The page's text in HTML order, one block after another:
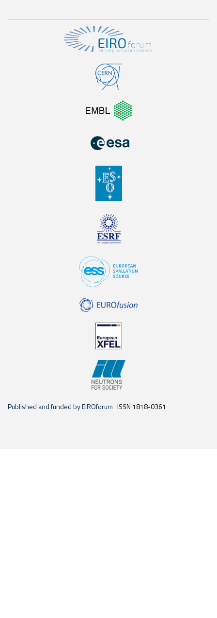
Published and funded by EIROforum ISSN 1818-0361